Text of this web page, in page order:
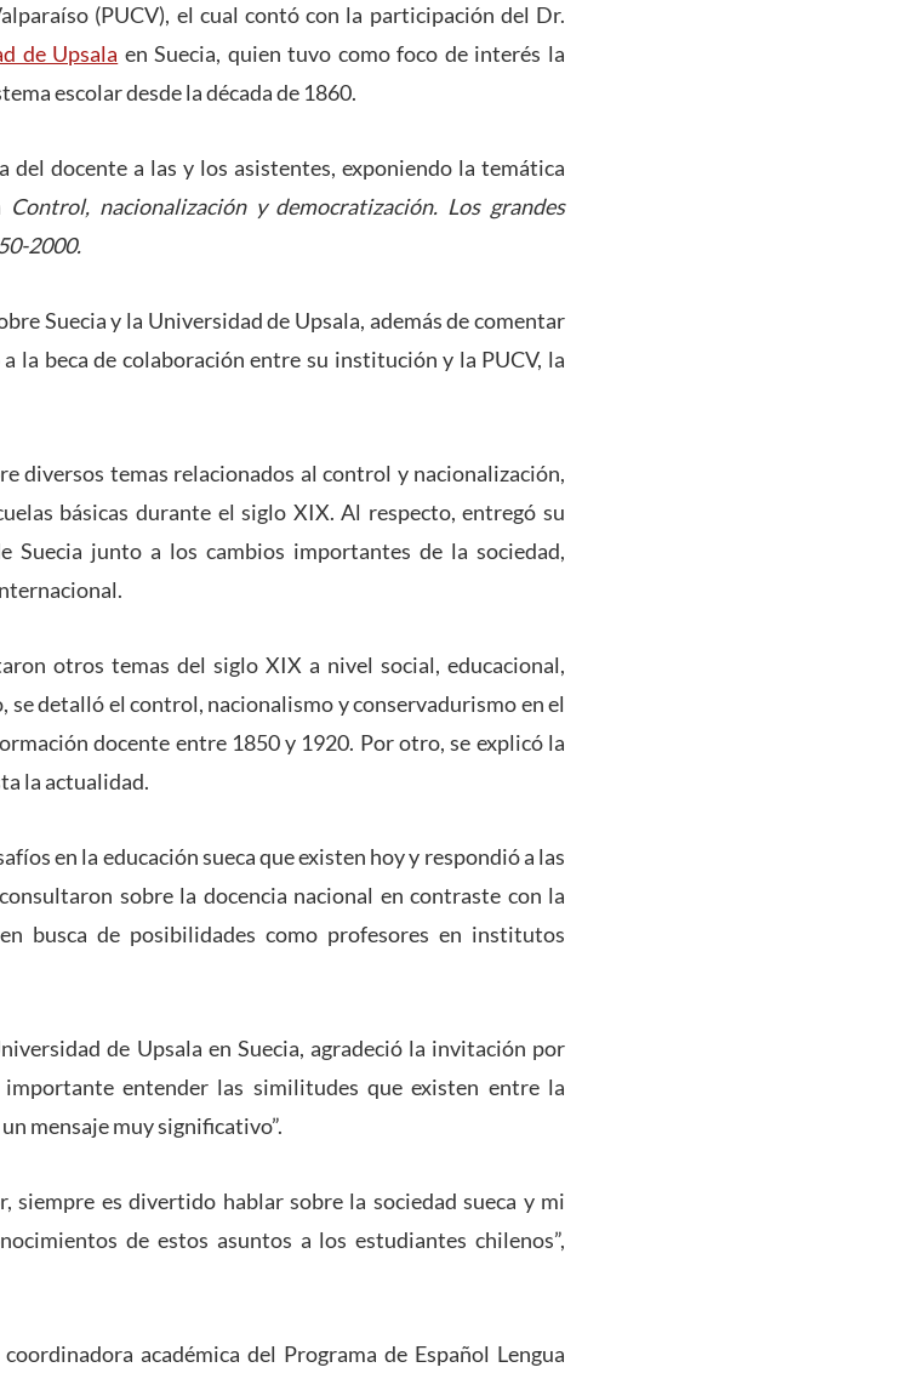
(PUCV), el cual contó con la participación del Dr.
de Upsala en Suecia, quien tuvo como foco de interés la
escolar desde la década de 1860.
del docente a las y los asistentes, exponiendo la temática
Control, nacionalización y democratización. Los grandes
2000.
Suecia y la Universidad de Upsala, además de comentar
la beca de colaboración entre su institución y la PUCV, la
diversos temas relacionados al control y nacionalización,
básicas durante el siglo XIX. Al respecto, entregó su
Suecia junto a los cambios importantes de la sociedad,
otros temas del siglo XIX a nivel social, educacional,
detalló el control, nacionalismo y conservadurismo en el
docente entre 1850 y 1920. Por otro, se explicó la
la actualidad.
en la educación sueca que existen hoy y respondió a las
sobre la docencia nacional en contraste con la
busca de posibilidades como profesores en institutos
de Upsala en Suecia, agradeció la invitación por
entender las similitudes que existen entre la
mensaje muy significativo”.
siempre es divertido hablar sobre la sociedad sueca y mi
de estos asuntos a los estudiantes chilenos”,
académica del Programa de Español Lengua